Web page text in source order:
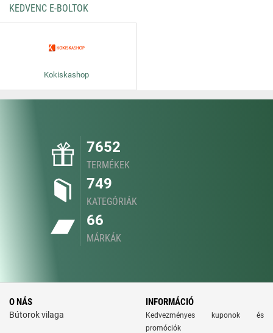
KEDVENC E-BOLTOK
Kokiskashop
7652
TERMÉKEK
749
KATEGÓRIÁK
66
MÁRKÁK
O NÁS
Bútorok vilaga
INFORMÁCIÓ
Kedvezményes kuponok és
promóciók